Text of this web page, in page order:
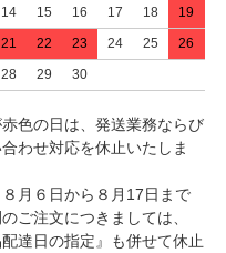
14 15 16 17 18
19
21 22 23 24 25
26
28 29 30
色の日は、発送業務ならび
わせ対応を休止いたしま
８月６日から８月17日まで
ご注文につきましては、
配達日の指定』も併せて休止